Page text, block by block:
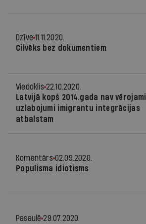
Dzīve 11.11.2020.
Cilvēks bez dokumentiem
Viedoklis 22.10.2020.
Latvijā kopš 2014.gada nav vērojami
uzlabojumi imigrantu integrācijas
atbalstam
Komentārs 02.09.2020.
Populisma idiotisms
Pasaulē 29.07.2020.